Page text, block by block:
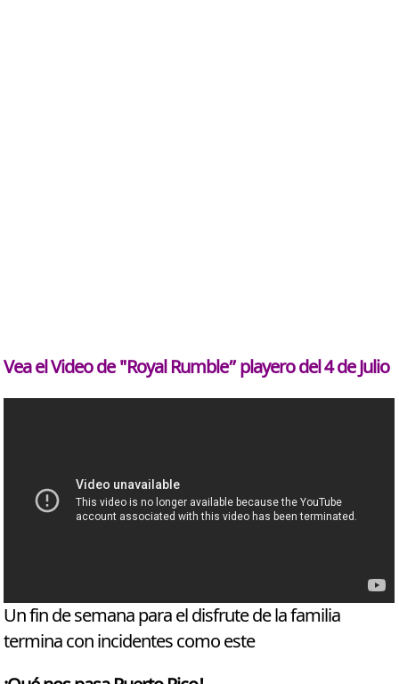
Vea el Video de "Royal Rumble” playero del 4 de Julio
Un fin de semana para el disfrute de la familia
termina con incidentes como este